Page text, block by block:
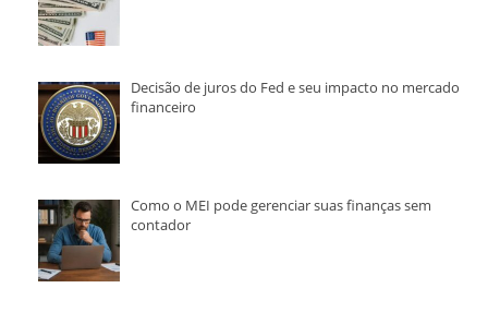
Decisão de juros do Fed e seu impacto no mercado
financeiro
Como o MEI pode gerenciar suas finanças sem
contador